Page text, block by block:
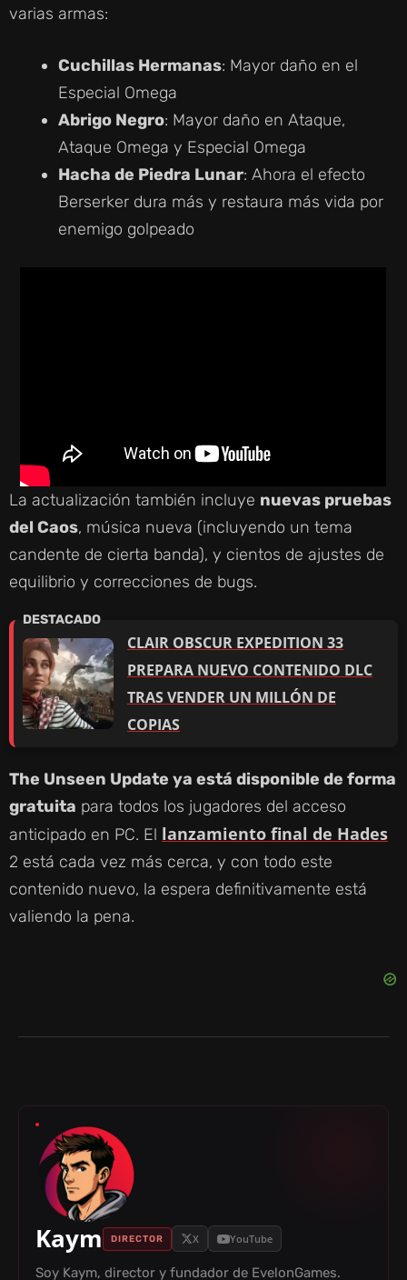
varias armas:
Cuchillas Hermanas: Mayor daño en el
Especial Omega
Abrigo Negro: Mayor daño en Ataque,
Ataque Omega y Especial Omega
Hacha de Piedra Lunar: Ahora el efecto
Berserker dura más y restaura más vida por
enemigo golpeado
La actualización también incluye nuevas pruebas
del Caos, música nueva (incluyendo un tema
candente de cierta banda), y cientos de ajustes de
equilibrio y correcciones de bugs.
CLAIR OBSCUR EXPEDITION 33
PREPARA NUEVO CONTENIDO DLC
TRAS VENDER UN MILLÓN DE
COPIAS
The Unseen Update ya está disponible de forma
gratuita para todos los jugadores del acceso
anticipado en PC. El lanzamiento final de Hades
2 está cada vez más cerca, y con todo este
contenido nuevo, la espera definitivamente está
valiendo la pena.
Kaym DIRECTOR X YouTube
Soy Kaym, director y fundador de EvelonGames.